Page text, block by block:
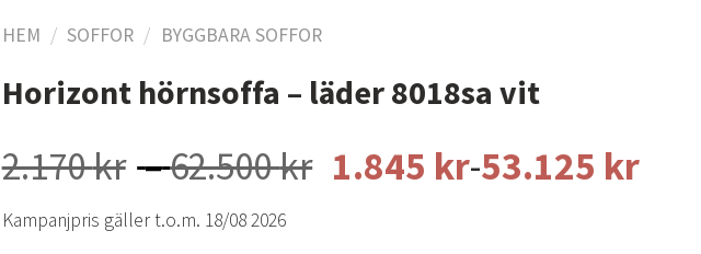
HEM / SOFFOR / BYGGBARA SOFFOR
Horizont hörnsoffa – läder 8018sa vit
2.170kr –62.500kr Prisintervall:
1.845 kr-53.125 kr
Kampanjpris gäller t.o.m. 18/08 2026